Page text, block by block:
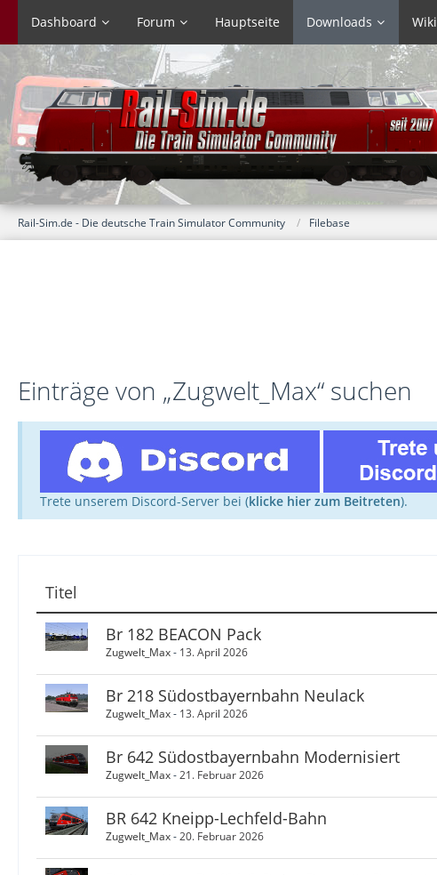
Dashboard Forum Hauptseite Downloads Wiki
Rail-Sim.de - Die deutsche Train Simulator Community Filebase
Einträge von „Zugwelt_Max“ suchen
Trete unserem Discord-Server bei (klicke hier zum Beitreten).
Titel
Br 182 BEACON Pack
Zugwelt_Max- 13. April 2026
Br 218 Südostbayernbahn Neulack
Zugwelt_Max- 13. April 2026
Br 642 Südostbayernbahn Modernisiert
Zugwelt_Max-21. Februar 2026
BR 642 Kneipp-Lechfeld-Bahn
Zugwelt_Max-20. Februar 2026